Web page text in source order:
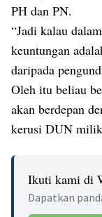
PH dan PN.
“Jadi kalau
keuntungan
daripada
Oleh itu beliau
akan berdepan
kerusi DUN
Ikuti kami di
Dapatkan